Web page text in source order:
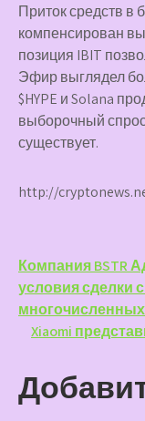
Приток средств в
компенсирован
позиция IBIT
Эфир выглядел
$HYPE и Solana
выборочный
существует.
http://
по
Компания BSTR
условия сделки
Xiaomi